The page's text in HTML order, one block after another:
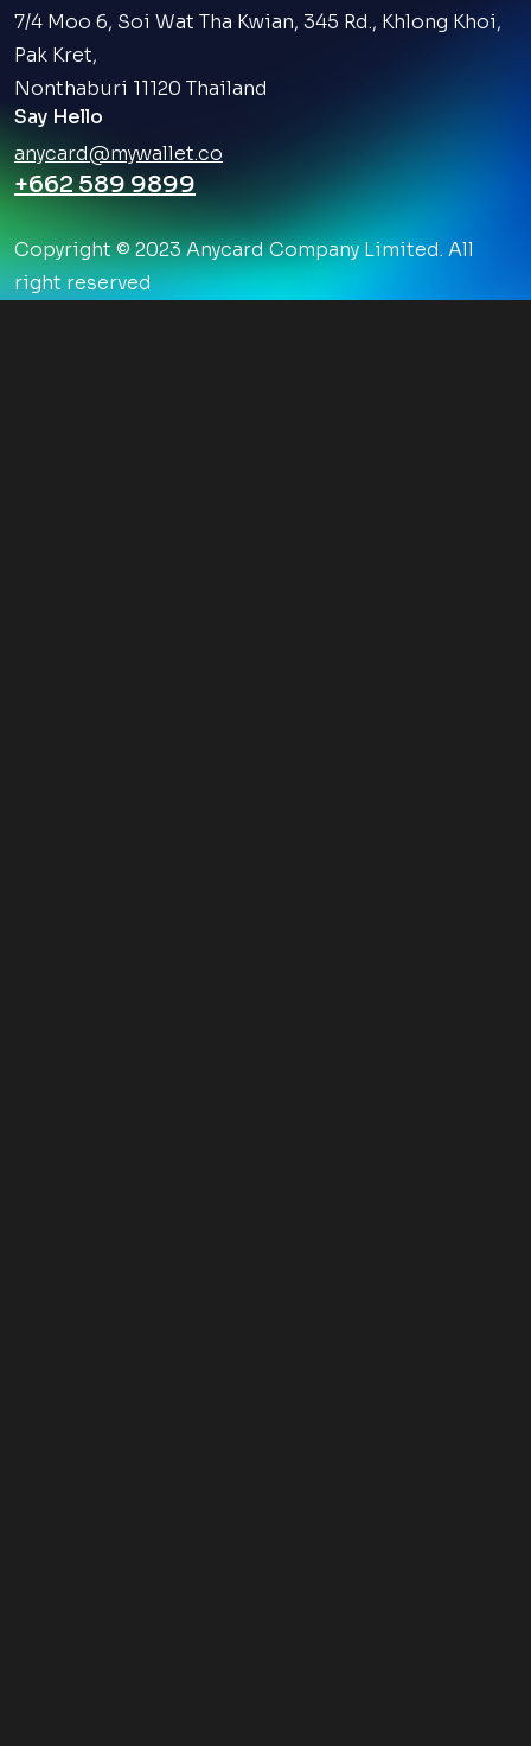
7/4 Moo 6, Soi Wat Tha Kwian, 345 Rd., Khlong Khoi,
Pak Kret,
Nonthaburi 11120 Thailand
Say Hello
anycard@mywallet.co
+662 589 9899
Copyright © 2023 Anycard Company Limited. All
right reserved